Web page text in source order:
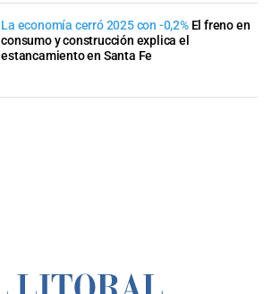
La economía cerró 2025 con -0,2% El freno en
consumo y construcción explica el
estancamiento en Santa Fe